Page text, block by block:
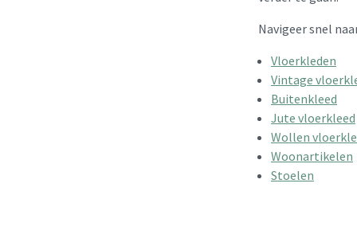
Navigeer snel
Vloerkleden
Vintage
Buitenkleed
Jute vloerkleed
Wollen
Woonartikelen
Stoelen